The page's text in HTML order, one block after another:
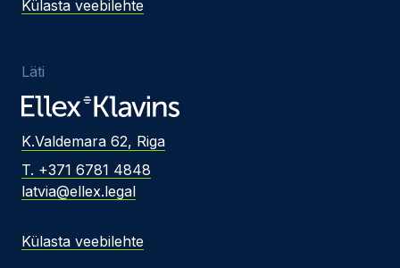
Külasta veebilehte
Läti
K.Valdemara 62, Riga
T. +371 6781 4848
latvia@ellex.legal
Külasta veebilehte